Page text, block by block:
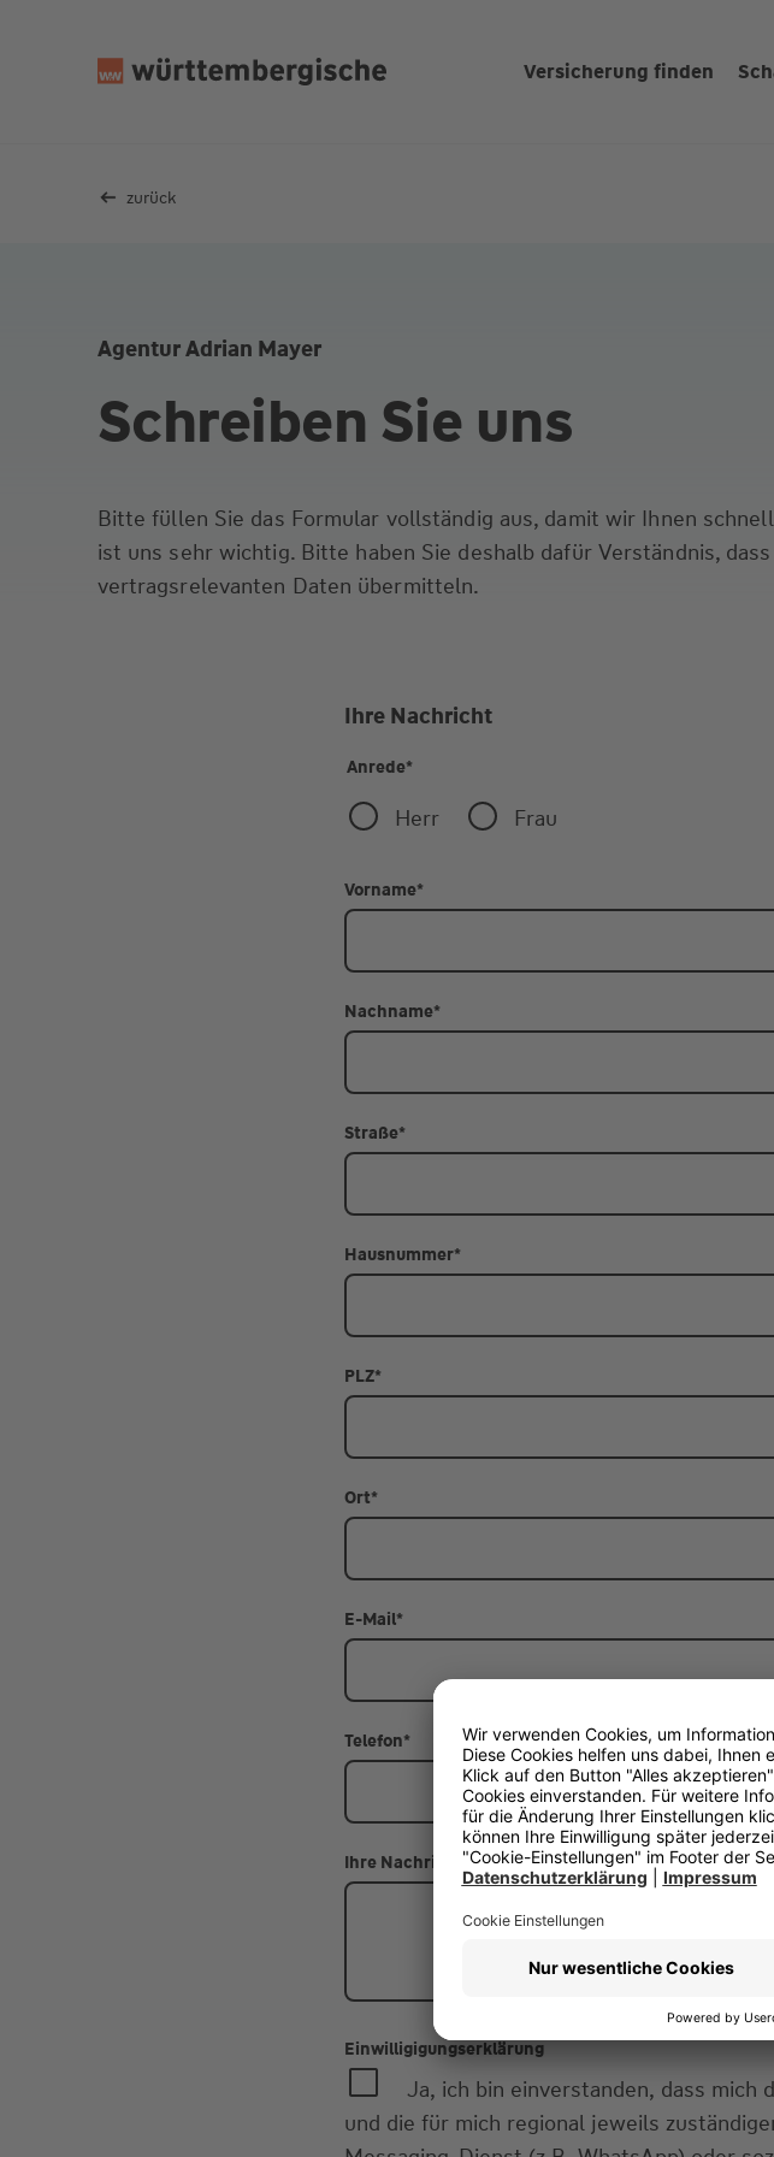
Versicherung finden
zurück
Agentur Adrian Mayer
Schreiben Sie uns
Bitte füllen Sie das Formular vollständig aus, damit wir Ihnen
ist uns sehr wichtig. Bitte haben Sie deshalb dafür Verständnis,
vertragsrelevanten Daten übermitteln.
Ihre Nachricht
Anrede*
Herr Frau
Vorname*
Nachname*
Straße*
Hausnummer*
PLZ*
Ort*
E-Mail*
Telefon*
Ihre Nachricht
Einwilligigungserklärung
Ja, ich bin einverstanden, dass mich
und die für mich regional jeweils